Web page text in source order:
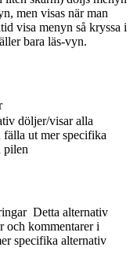
men visas när man
visa menyn så kryssa i
bara läs-vyn.
döljer/visar alla
ut mer specifika
pilen
Detta alternativ
och kommentarer i
specifika alternativ